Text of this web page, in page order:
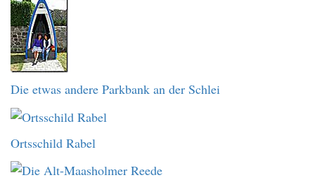
Die etwas andere Parkbank an der Schlei
Ortsschild Rabel